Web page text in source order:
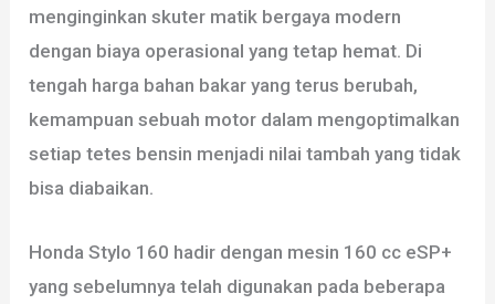
menginginkan skuter matik bergaya modern
dengan biaya operasional yang tetap hemat. Di
tengah harga bahan bakar yang terus berubah,
kemampuan sebuah motor dalam mengoptimalkan
setiap tetes bensin menjadi nilai tambah yang tidak
bisa diabaikan.
Honda Stylo 160 hadir dengan mesin 160 cc eSP+
yang sebelumnya telah digunakan pada beberapa